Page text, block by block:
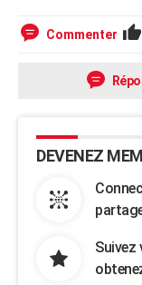
Commenter
DEVENEZ